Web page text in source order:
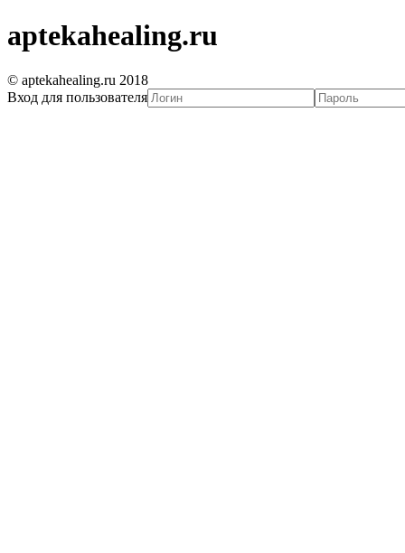
aptekahealing.ru
© aptekahealing.ru 2018
Вход для пользователя